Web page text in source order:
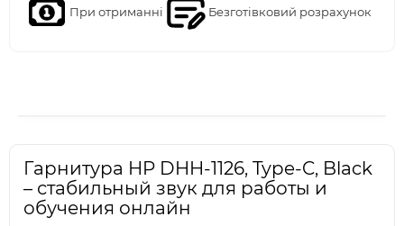
При отриманні Безготівковий розрахунок
Гарнитура HP DHH-1126, Type-C, Black
– стабильный звук для работы и
обучения онлайн